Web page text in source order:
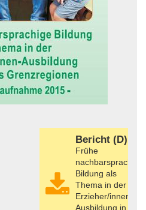
Bericht (D)
Frühe
nachbarsprachige
Bildung als
Thema in der
Erzieher/innen-
Ausbildung in